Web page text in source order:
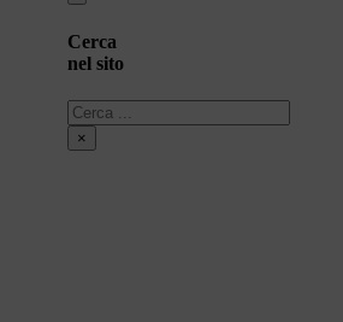
Cerca
nel sito
Cerca
×